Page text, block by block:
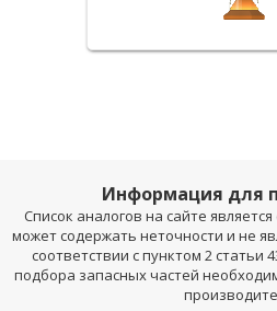
Информация для
Список аналогов на сайте
может содержать неточности и не
соответствии с пунктом 2 статьи
подбора запасных частей